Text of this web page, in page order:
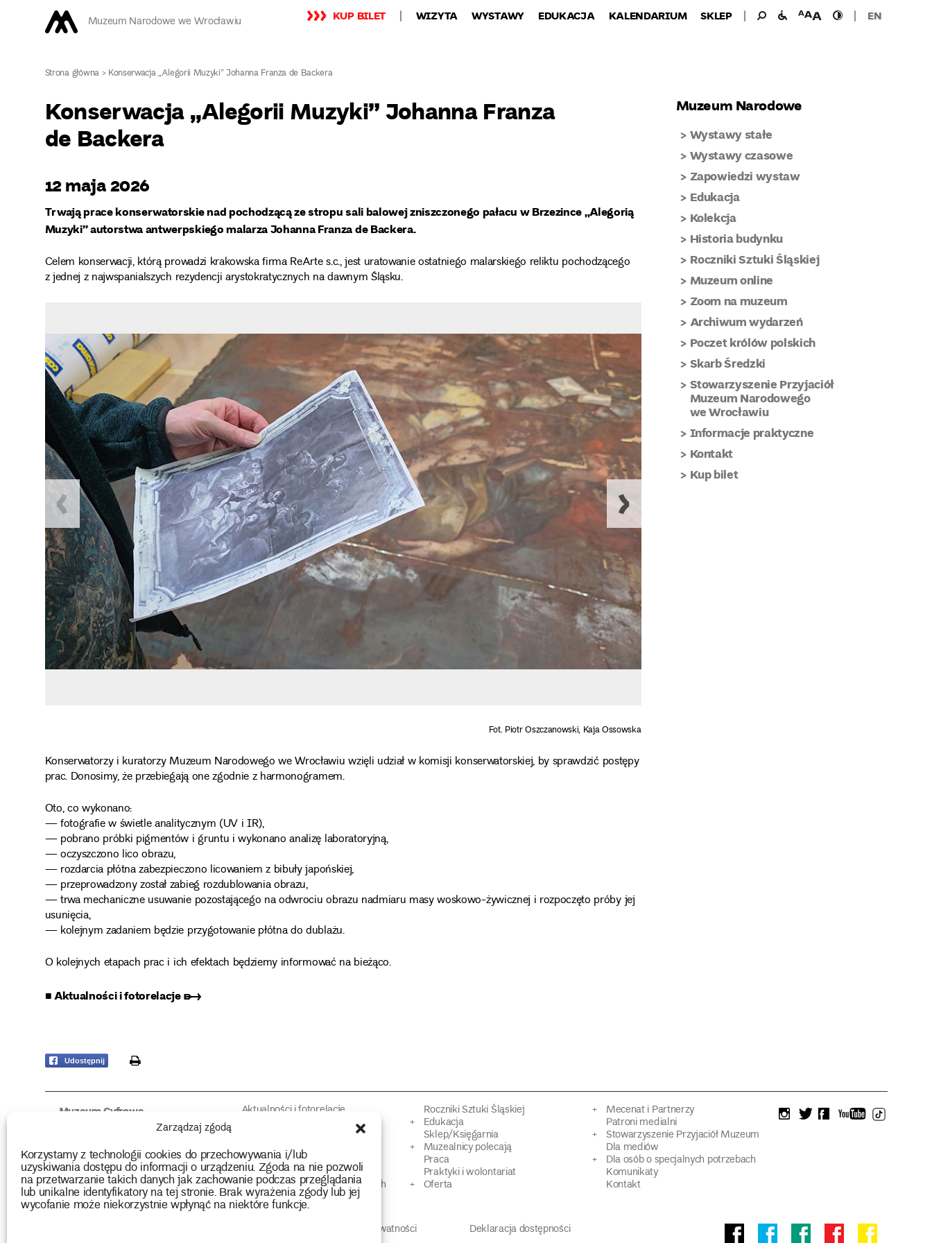
Zarządzaj zgodą
Korzystamy z technologii cookies do przechowywania i/lub
uzyskiwania dostępu do informacji o urządzeniu. Zgoda na nie pozwoli
na przetwarzanie takich danych jak zachowanie podczas przeglądania
lub unikalne identyfikatory na tej stronie. Brak wyrażenia zgody lub jej
wycofanie może niekorzystnie wpłynąć na niektóre funkcje.
Muzeum Narodowe we Wrocławiu KUP BILET WIZYTA WYSTAWY EDUKACJA KALENDARIUM SKLEP Wyszukaj
Wyszukiwanie
dla:
udogodnieniawielkość
czcionki
wysoki
kontrast
EN
Strona główna>Konserwacja „Alegorii Muzyki” Johanna Franza de Backera
Konserwacja „Alegorii Muzyki” Johanna Franza
de Backera
12 maja 2026
Trwają prace konserwatorskie nad pochodzącą ze stropu sali balowej zniszczonego pałacu w Brzezince „Alegorią
Muzyki” autorstwa antwerpskiego malarza Johanna Franza de Backera.
Celem konserwacji, którą prowadzi krakowska firma ReArte s.c., jest uratowanie ostatniego malarskiego reliktu pochodzącego
z jednej z najwspanialszych rezydencji arystokratycznych na dawnym Śląsku.
Fot. Piotr Oszczanowski, Kaja Ossowska
Konserwatorzy i kuratorzy Muzeum Narodowego we Wrocławiu wzięli udział w komisji konserwatorskiej, by sprawdzić postępy
prac. Donosimy, że przebiegają one zgodnie z harmonogramem.
Oto, co wykonano:
— fotografie w świetle analitycznym (UV i IR),
— pobrano próbki pigmentów i gruntu i wykonano analizę laboratoryjną,
— oczyszczono lico obrazu,
— rozdarcia płótna zabezpieczono licowaniem z bibuły japońskiej,
— przeprowadzony został zabieg rozdublowania obrazu,
— trwa mechaniczne usuwanie pozostającego na odwrociu obrazu nadmiaru masy woskowo-żywicznej i rozpoczęto próby jej
usunięcia,
— kolejnym zadaniem będzie przygotowanie płótna do dublażu.
O kolejnych etapach prac i ich efektach będziemy informować na bieżąco.
■ Aktualności i fotorelacje ➸
Udostępnij print
Muzeum Narodowe
Wystawy stałe
Wystawy czasowe
Zapowiedzi wystaw
Edukacja
Kolekcja
Historia budynku
Roczniki Sztuki Śląskiej
Muzeum online
Zoom na muzeum
Archiwum wydarzeń
Poczet królów polskich
Skarb Średzki
Stowarzyszenie Przyjaciół
Muzeum Narodowego
we Wrocławiu
Informacje praktyczne
Kontakt
Kup bilet
Muzeum Cyfrowe
Użyczenia obiektów
Biblioteka
Wydawnictwo
Multimedia
Aktualności i fotorelacje
Muzealne rozmowy
Kolekcja
Europejskie Dni Dziedzictwa
Programy badań strat wojennych
Roczniki Sztuki Śląskiej
Edukacja
Sklep/Księgarnia
Muzealnicy polecają
Praca
Praktyki i wolontariat
Oferta
Mecenat i Partnerzy
Patroni medialni
Stowarzyszenie Przyjaciół Muzeum
Dla mediów
Dla osób o specjalnych potrzebach
Komunikaty
Kontakt
instagram
twitterfacebookyoutube
tiktok
Polityka prywatności Deklaracja dostępności FacebookfacebookfacebookFacebookfacebook